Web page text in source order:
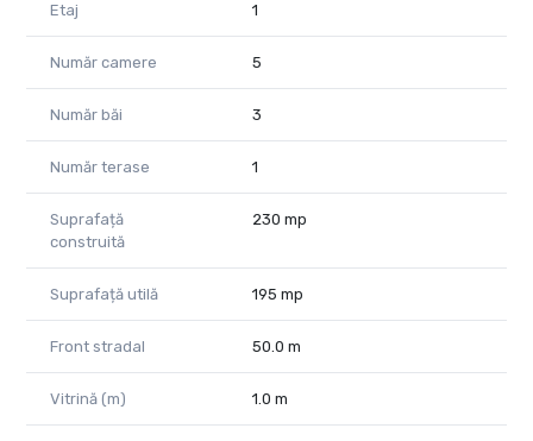
Cod proprietate 1605264
Etaj 1
Număr camere 5
Număr băi 3
Număr terase 1
Suprafață
construită
230 mp
Suprafață utilă 195 mp
Front stradal 50.0 m
Vitrină (m) 1.0 m